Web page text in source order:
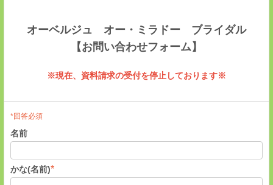
オーベルジュ オー・ミラドー ブライダル
【お問い合わせフォーム】
※現在、資料請求の受付を停止しております※
*回答必須
名前
かな(名前)*